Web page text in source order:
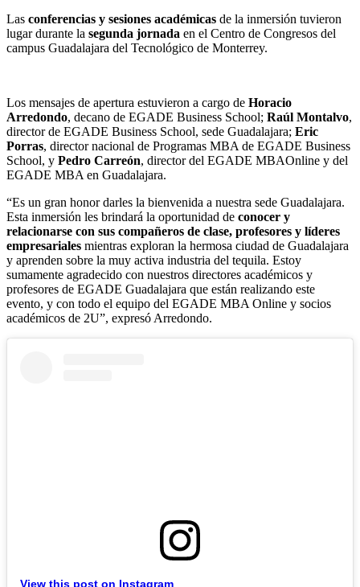
Las conferencias y sesiones académicas de la inmersión tuvieron
lugar durante la segunda jornada en el Centro de Congresos del
campus Guadalajara del Tecnológico de Monterrey.
Los mensajes de apertura estuvieron a cargo de Horacio
Arredondo, decano de EGADE Business School; Raúl Montalvo,
director de EGADE Business School, sede Guadalajara; Eric
Porras, director nacional de Programas MBA de EGADE Business
School, y Pedro Carreón, director del EGADE MBAOnline y del
EGADE MBA en Guadalajara.
“Es un gran honor darles la bienvenida a nuestra sede Guadalajara.
Esta inmersión les brindará la oportunidad de conocer y
relacionarse con sus compañeros de clase, profesores y líderes
empresariales mientras exploran la hermosa ciudad de Guadalajara
y aprenden sobre la muy activa industria del tequila. Estoy
sumamente agradecido con nuestros directores académicos y
profesores de EGADE Guadalajara que están realizando este
evento, y con todo el equipo del EGADE MBA Online y socios
académicos de 2U”, expresó Arredondo.
View this post on Instagram